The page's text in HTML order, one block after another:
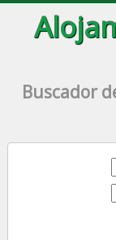
Buscador